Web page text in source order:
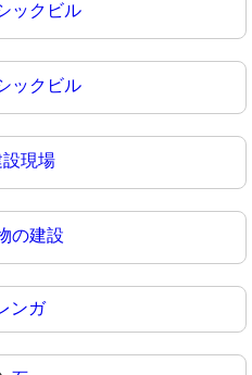
ックビル
ックビル
設現場
の建設
ンガ